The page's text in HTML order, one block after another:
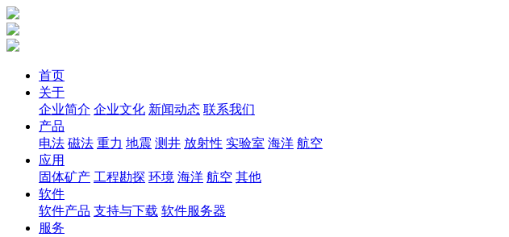
首页
关于
企业简介 企业文化 新闻动态 联系我们
产品
电法 磁法 重力 地震 测井 放射性 实验室 海洋 航空
应用
固体矿产 工程勘探 环境 海洋 航空 其他
软件
软件产品 支持与下载 软件服务器
服务